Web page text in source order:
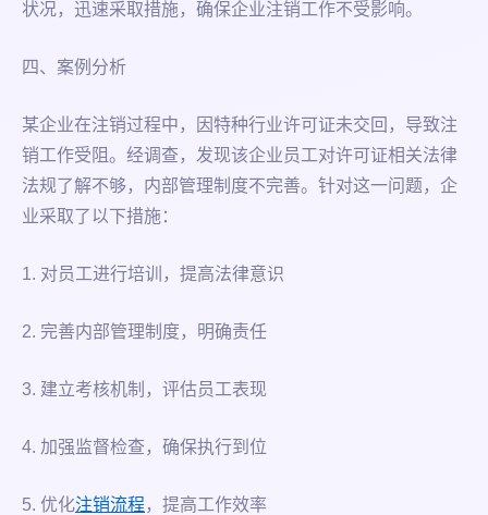
状况，迅速采取措施，确保企业注销工作不受影响。
四、案例分析
某企业在注销过程中，因特种行业许可证未交回，导致注
销工作受阻。经调查，发现该企业员工对许可证相关法律
法规了解不够，内部管理制度不完善。针对这一问题，企
业采取了以下措施：
1. 对员工进行培训，提高法律意识
2. 完善内部管理制度，明确责任
3. 建立考核机制，评估员工表现
4. 加强监督检查，确保执行到位
5. 优化注销流程 ，提高工作效率